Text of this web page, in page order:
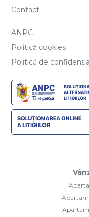
Contact
ANPC
Politică cookies
Politică de